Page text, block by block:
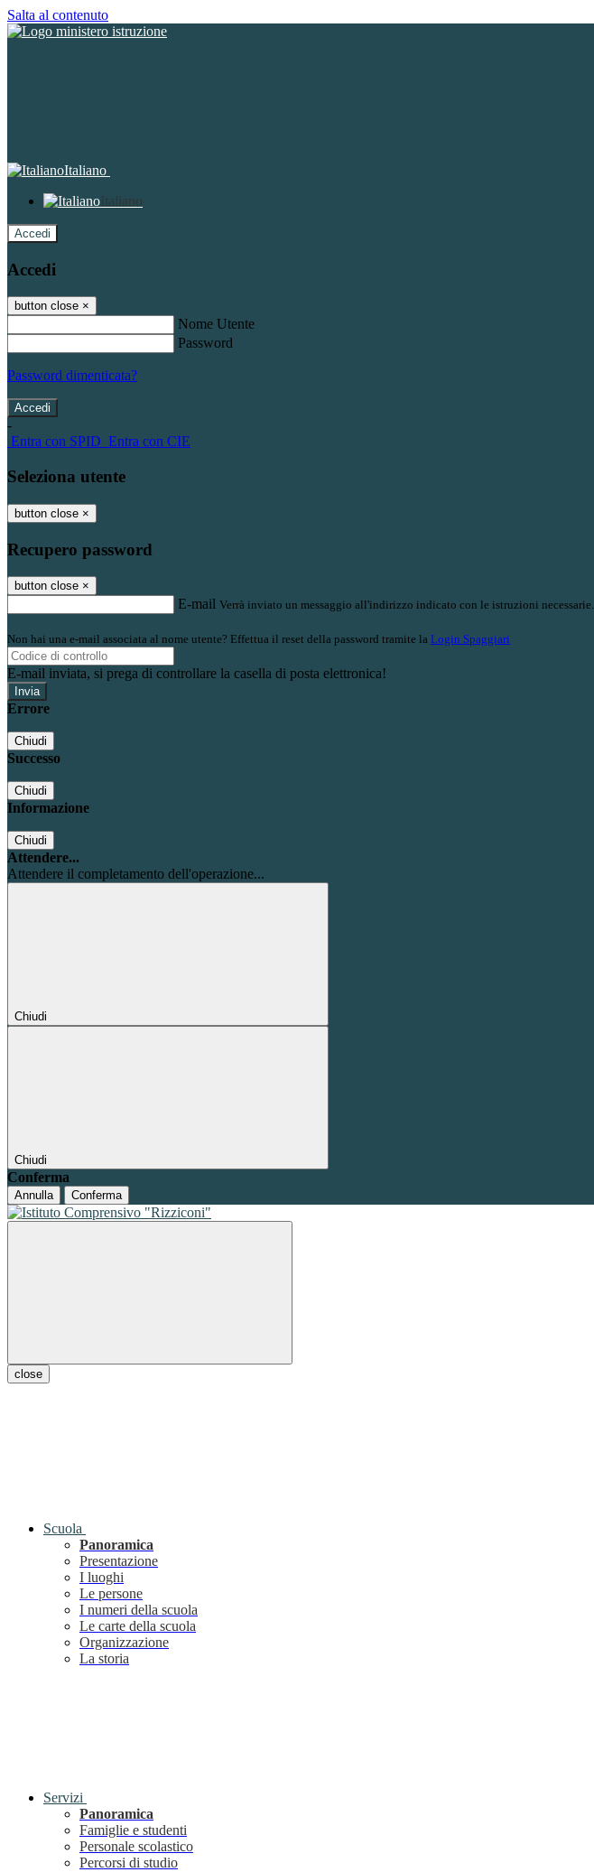
Salta al contenuto
Italiano
Italiano
Accedi
Accedi
button close ×
Nome Utente
Password
Password dimenticata?
-
Entra con SPID Entra con CIE
Seleziona utente
button close ×
Recupero password
button close ×
E-mail Verrà inviato un messaggio all'indirizzo indicato con le istruzioni necessarie.
Non hai una e-mail associata al nome utente? Effettua il reset della password tramite la Login Spaggiari
E-mail inviata, si prega di controllare la casella di posta elettronica!
Errore
Chiudi
Successo
Chiudi
Informazione
Chiudi
Attendere...
Attendere il completamento dell'operazione...
Chiudi
Chiudi
Conferma
Annulla Conferma
close
Scuola
Panoramica
Presentazione
I luoghi
Le persone
I numeri della scuola
Le carte della scuola
Organizzazione
La storia
Servizi
Panoramica
Famiglie e studenti
Personale scolastico
Percorsi di studio